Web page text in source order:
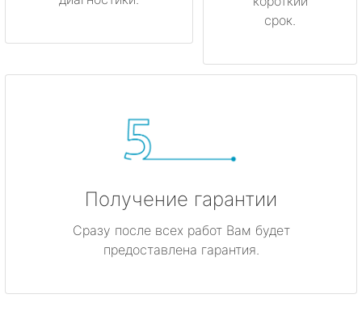
срок.
Получение гарантии
Сразу после всех работ Вам будет
предоставлена гарантия.